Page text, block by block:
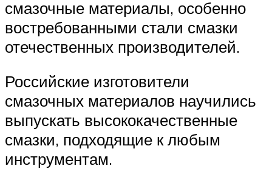
смазочные материалы, особенно
востребованными стали смазки
отечественных производителей.
Российские изготовители
смазочных материалов научились
выпускать высококачественные
смазки, подходящие к любым
инструментам.